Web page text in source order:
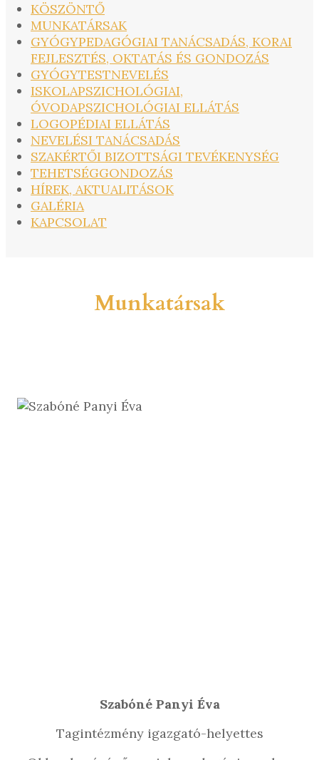
KÖSZÖNTŐ
MUNKATÁRSAK
GYÓGYPEDAGÓGIAI TANÁCSADÁS, KORAI
FEJLESZTÉS, OKTATÁS ÉS GONDOZÁS
GYÓGYTESTNEVELÉS
ISKOLAPSZICHOLÓGIAI,
ÓVODAPSZICHOLÓGIAI ELLÁTÁS
LOGOPÉDIAI ELLÁTÁS
NEVELÉSI TANÁCSADÁS
SZAKÉRTŐI BIZOTTSÁGI TEVÉKENYSÉG
TEHETSÉGGONDOZÁS
HÍREK, AKTUALITÁSOK
GALÉRIA
KAPCSOLAT
Munkatársak
Szabóné Panyi Éva
Tagintézmény igazgató-helyettes